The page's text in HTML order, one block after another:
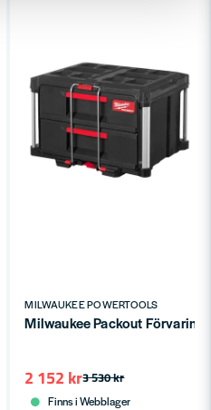
MILWAUKEE POWERTOOLS
Milwaukee Packout
3 530 kr
2 152 kr
Finns i Webblager